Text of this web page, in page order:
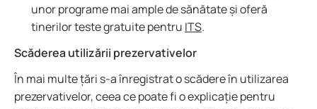
unor programe mai ample de sănătate și oferă
tinerilor teste gratuite pentru ITS.
Scăderea utilizării prezervativelor
În mai multe țări s-a înregistrat o scădere în utilizarea
prezervativelor, ceea ce poate fi o explicație pentru